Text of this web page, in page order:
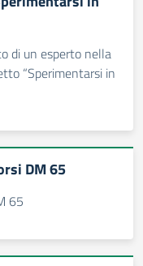
di un esperto nella
“Sperimentarsi in
DM 65
65